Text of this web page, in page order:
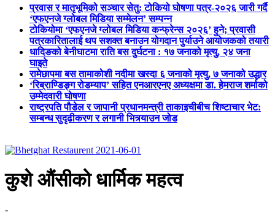
प्रवास र मातृभूमिको सञ्चार सेतु: टोकियो घोषणा पत्र-२०२६ जारी गर्दै
‘एफएनजे ग्लोबल मिडिया सम्मेलन’ सम्पन्न
टोकियोमा ‘एफएनजे ग्लोबल मिडिया कन्फ्रेन्स २०२६’ हुने; प्रवासी
पत्रकारितालाई थप सशक्त बनाउन योगदान पुर्याउने आयोजकको तयारी
धादिङको बेनीघाटमा राति बस दुर्घटना : १७ जनाको मृत्यु, २४ जना
घाइते
रामेछापमा बस तामाकोशी नदीमा खस्दा ६ जनाको मृत्यु, ७ जनाको उद्धार
‘रिब्राण्डिङ्ग रोडम्याप’ सहित एनआरएनए अध्यक्षमा डा. हेमराज शर्माको
उम्मेदवारी घोषणा
राष्ट्रपति पौडेल र जापानी प्रधानमन्त्री ताकाइचीबीच शिष्टाचार भेट:
सम्बन्ध सुदृढीकरण र लगानी भित्र्याउन जोड
कुशे औंसीको धार्मिक महत्व
-